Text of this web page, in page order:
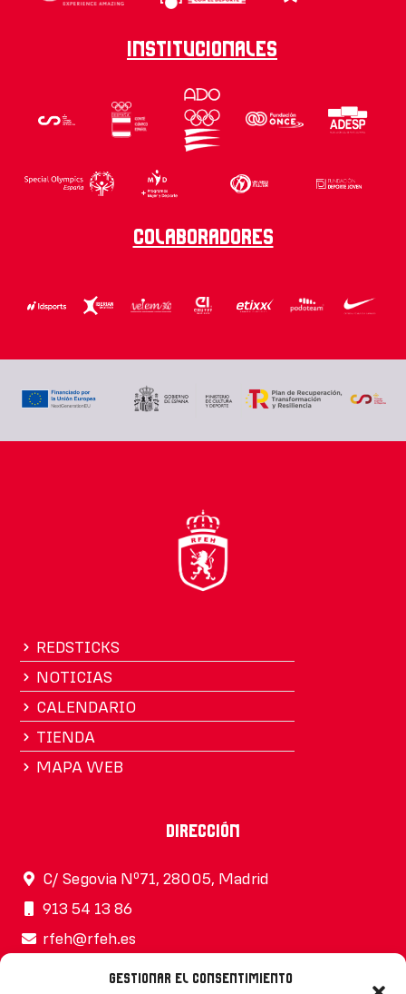
Gestionar el consentimiento
Institucionales
Colaboradores
REDSTICKS
NOTICIAS
CALENDARIO
TIENDA
MAPA WEB
Dirección
C/ Segovia Nº71, 28005, Madrid
913 54 13 86
rfeh@rfeh.es